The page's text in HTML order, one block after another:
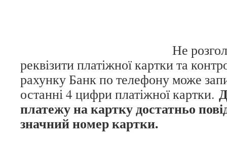
Не
реквізити платіжної картки та
рахунку Банк по телефону може
останні 4 цифри платіжної картки.
платежу на картку достатньо
значний номер картки.